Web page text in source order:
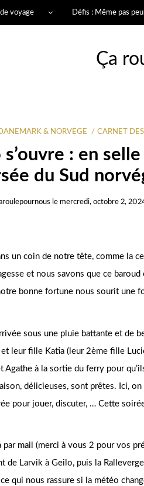
voyage Défis : Même pas
Ça
& NORVÈGE CARNET
: en
du Sud
le mercredi, octobre 2,
un coin de notre tête, comme la
et nous savons que ce
bonne fortune nous sourit une
sous une pluie battante et de
leur fille Katia (leur 2ème fille
à la sortie du ferry pour
délicieuses, sont prêtes. Ici,
pour jouer, discuter, … Cette
mail (merci à vous 2 pour vos
de Larvik à Geilo, puis la
qui nous rassure si la météo